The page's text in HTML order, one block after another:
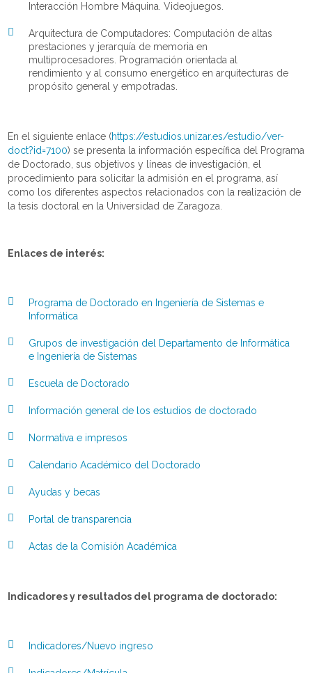
Interacción Hombre Máquina. Videojuegos.
Arquitectura de Computadores: Computación de altas
prestaciones y jerarquía de memoria en
multiprocesadores. Programación orientada al
rendimiento y al consumo energético en arquitecturas de
propósito general y empotradas.
En el siguiente enlace (https://estudios.unizar.es/estudio/ver-
doct?id=7100) se presenta la información específica del Programa
de Doctorado, sus objetivos y líneas de investigación, el
procedimiento para solicitar la admisión en el programa, así
como los diferentes aspectos relacionados con la realización de
la tesis doctoral en la Universidad de Zaragoza.
Enlaces de interés:
Programa de Doctorado en Ingeniería de Sistemas e
Informática
Grupos de investigación del Departamento de Informática
e Ingeniería de Sistemas
Escuela de Doctorado
Información general de los estudios de doctorado
Normativa e impresos
Calendario Académico del Doctorado
Ayudas y becas
Portal de transparencia
Actas de la Comisión Académica
Indicadores y resultados del programa de doctorado:
Indicadores/Nuevo ingreso